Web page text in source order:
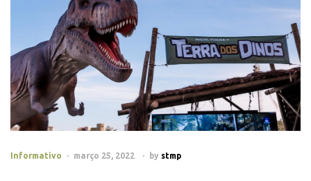
Informativo março 25, 2022 by stmp